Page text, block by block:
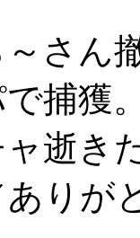
さん
捕獲。
ャ逝き
ありが